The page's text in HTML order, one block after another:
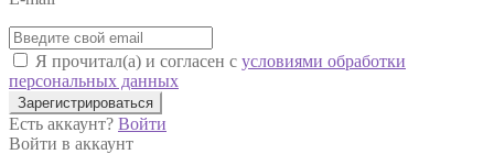
Я прочитал(а) и согласен с условиями обработки
персональных данных
Зарегистрироваться
Есть аккаунт? Войти
Войти в аккаунт